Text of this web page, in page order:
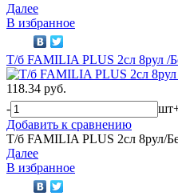
Далее
В избранное
Т/б FAMILIA PLUS 2сл 8рул /
118.34 руб.
-
шт
Добавить к сравнению
Т/б FAMILIA PLUS 2сл 8рул/
Далее
В избранное